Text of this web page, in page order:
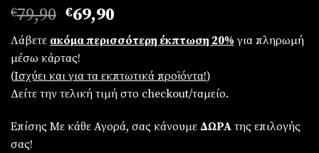
€79,90 Original
price
was:
€79,90.
€69,90
τρέχουσα
τιμή
είναι:
€69,90.
Λάβετε ακόμα περισσότερη έκπτωση 20% για πληρωμή
μέσω κάρτας!
(Iσχύει και για τα εκπτωτικά προϊόντα!)
Δείτε την τελική τιμή στο checkout/ταμείο.
Επίσης Με κάθε Αγορά, σας κάνουμε ΔΩΡΑ της επιλογής
σας!